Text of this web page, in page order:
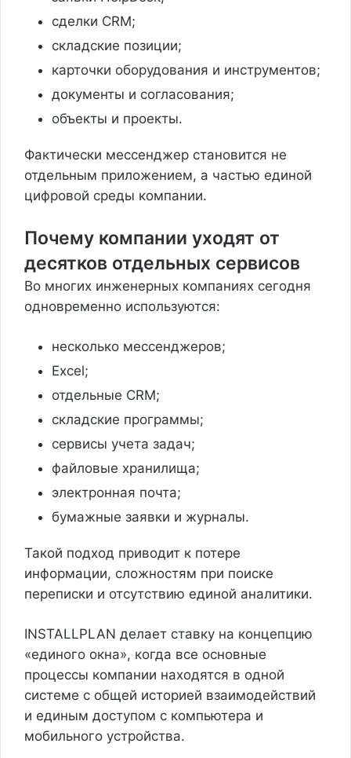
сделки CRM;
складские позиции;
карточки оборудования и инструментов;
документы и согласования;
объекты и проекты.
Фактически мессенджер становится не
отдельным приложением, а частью единой
цифровой среды компании.
Почему компании уходят от
десятков отдельных сервисов
Во многих инженерных компаниях сегодня
одновременно используются:
несколько мессенджеров;
Excel;
отдельные CRM;
складские программы;
сервисы учета задач;
файловые хранилища;
электронная почта;
бумажные заявки и журналы.
Такой подход приводит к потере
информации, сложностям при поиске
переписки и отсутствию единой аналитики.
INSTALLPLAN делает ставку на концепцию
«единого окна», когда все основные
процессы компании находятся в одной
системе с общей историей взаимодействий
и единым доступом с компьютера и
мобильного устройства.